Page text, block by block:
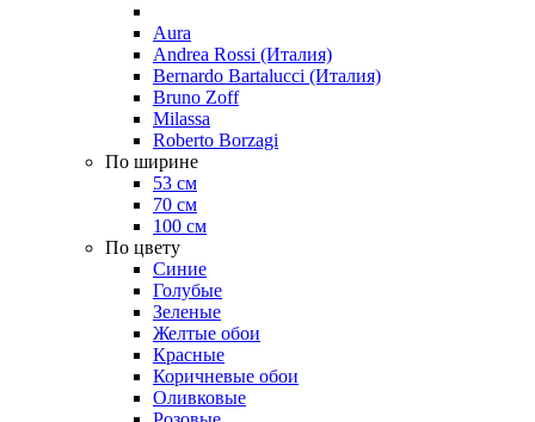
Aura
Andrea Rossi (Италия)
Bernardo Bartalucci (Италия)
Bruno Zoff
Milassa
Roberto Borzagi
По ширине
53 см
70 см
100 см
По цвету
Синие
Голубые
Зеленые
Желтые обои
Красные
Коричневые обои
Оливковые